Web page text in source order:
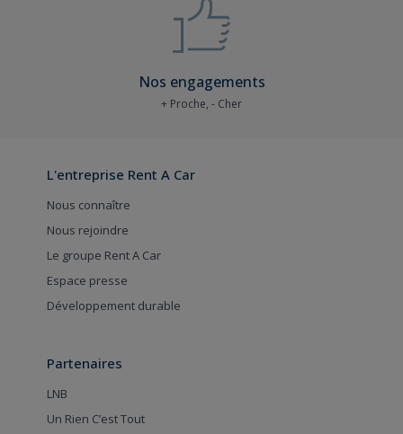
Nos engagements
+ Proche, - Cher
L'entreprise Rent A Car
Nous connaître
Nous rejoindre
Le groupe Rent A Car
Espace presse
Développement durable
Partenaires
LNB
Un Rien C’est Tout